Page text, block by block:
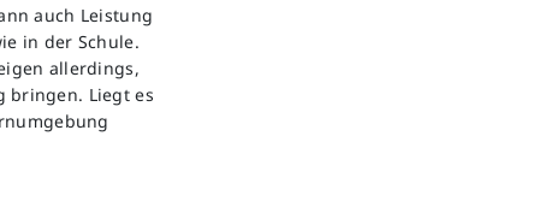
auch Leistung
in der Schule.
allerdings,
bringen. Liegt es